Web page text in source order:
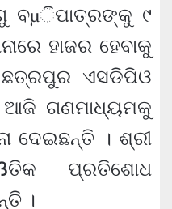
ବµିପାତ୍ରଙ୍କୁ ୯
ହାଜର ହେବାକୁ
ଛତ୍ରପୁର ଏସଡିପିଓ
ଆଜି ଗଣମାଧ୍ୟମକୁ
ଦେଇଛନ୍ତି । ଶ୍ରୀ
ପ୍ରତିଶୋଧ
।